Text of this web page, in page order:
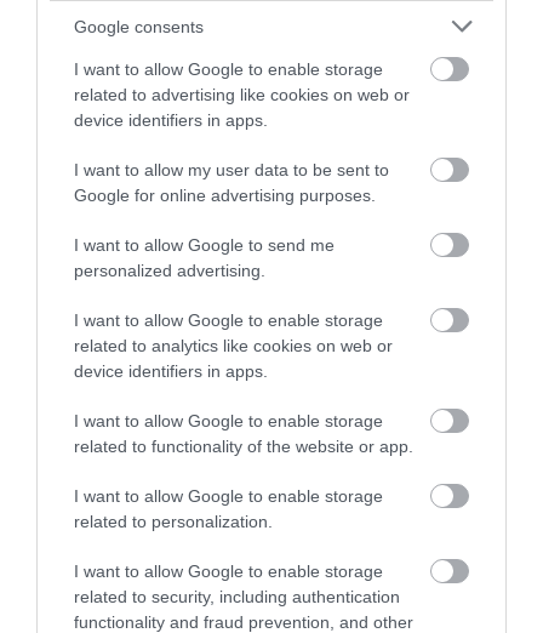
Google consents
I want to allow Google to enable storage
related to advertising like cookies on web or
device identifiers in apps.
I want to allow my user data to be sent to
Google for online advertising purposes.
I want to allow Google to send me
personalized advertising.
I want to allow Google to enable storage
related to analytics like cookies on web or
device identifiers in apps.
I want to allow Google to enable storage
related to functionality of the website or app.
I want to allow Google to enable storage
related to personalization.
I want to allow Google to enable storage
related to security, including authentication
functionality and fraud prevention, and other
Kolumbia neve hallatán összefut a nyál a
kávékedvelő ember szájában, azonban jól teszi, ha
nem helybe megy a mennyei élményért. Bár ez az
ország adja a legjobb minőségű kávébabot a
világnak, a helyiek többsége mégis egy rettenetes
ízű, sötét tónusú kávét iszik, az úgynevezett tintót.
termesztik, így a szegény helybélieknek jobb híján
marad a sok cukorral ihatóvá tett borzalom.
Brazíliában már merőben más a helyzet, ők ismerik a
jól elkészített kávé titkát, és ki is élvezik annak
minden cseppjét. A cafezinho, ami hevenyészett
fordításban leginkább kicsi kávét jelent, úgy készül,
hogy a cukrot még forrás előtt összekeverik a vízzel,
egy rövid, édes ital, amit előszeretettel ízesítenek
tovább frissen facsart narancslével.